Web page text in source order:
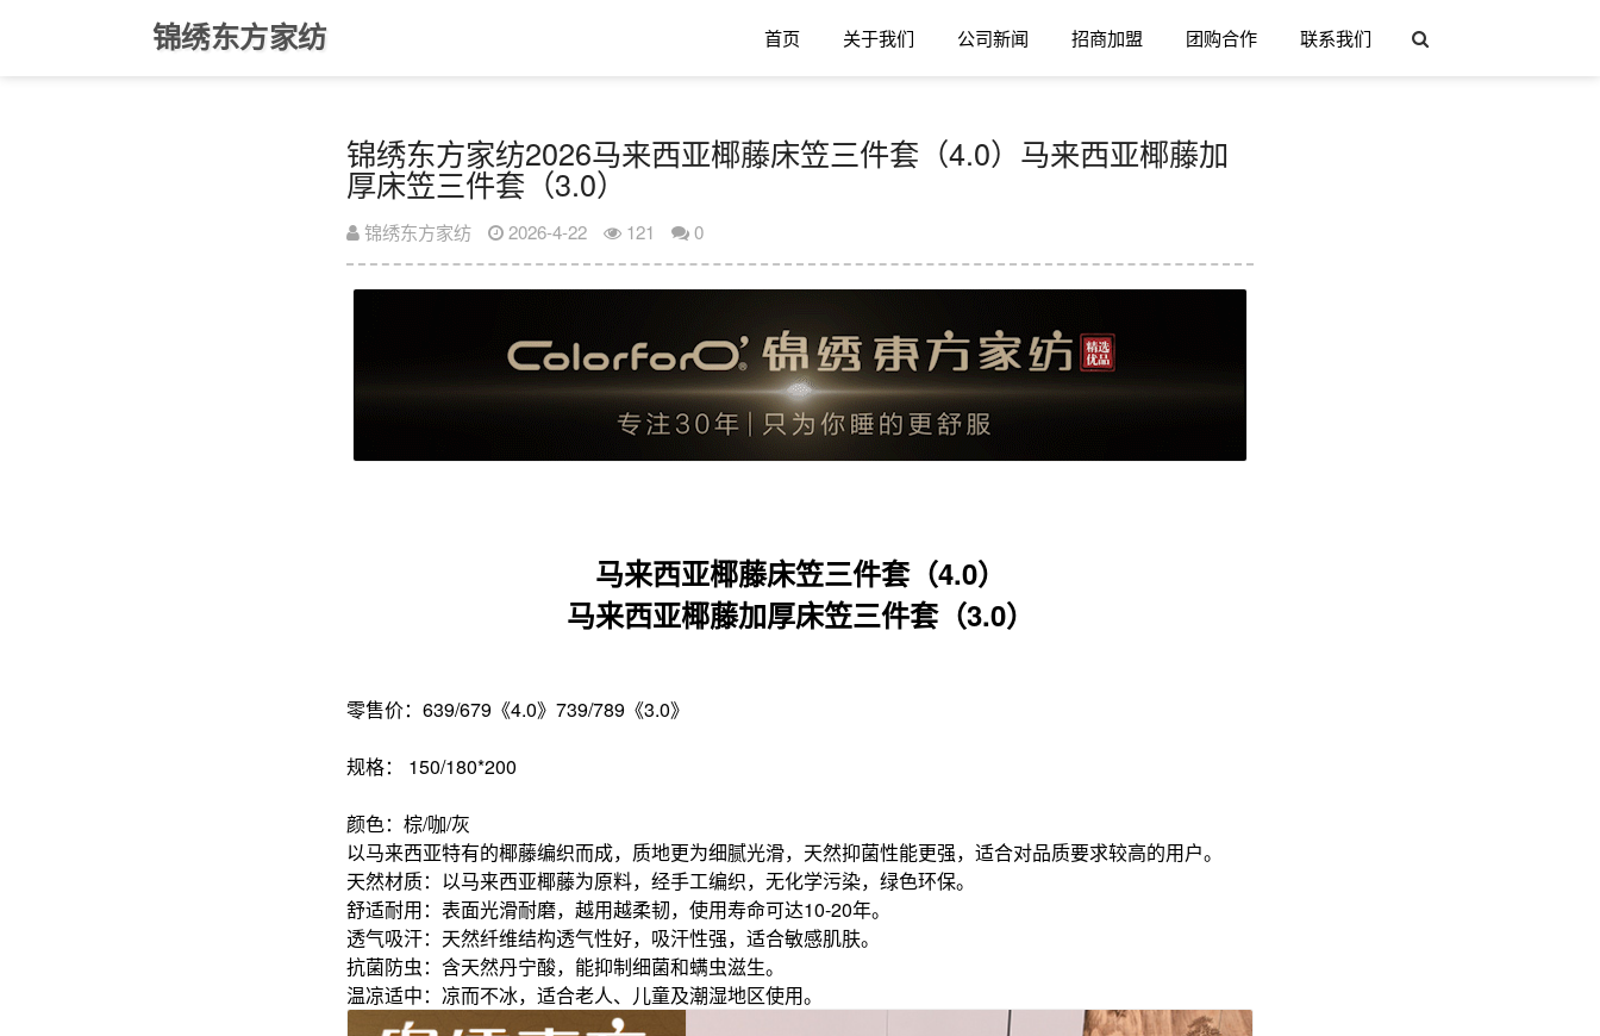
锦绣东方家纺 首页 关于我们 公司新闻 招商加盟 团购合作 联系我们
锦绣东方家纺2026马来西亚椰藤‌床笠三件套（4.0）马来西亚椰藤‌加
厚床笠三件套（3.0）
锦绣东方家纺 2026-4-22 121 0
马来西亚椰藤‌床笠三件套（4.0）
马来西亚椰藤‌加厚床笠三件套（3.0）
零售价：639/679《4.0》739/789《3.0》
规格： 150/180*200
颜色：棕/咖/灰
以马来西亚特有的椰藤编织而成，质地更为细腻光滑，天然抑菌性能更强，适合对品质要求较高的用户。
‌天然材质‌：以马来西亚椰藤为原料，经手工编织，无化学污染，绿色环保。
‌舒适耐用‌：表面光滑耐磨，越用越柔韧，使用寿命可达10-20年。
‌透气吸汗‌：天然纤维结构透气性好，吸汗性强，适合敏感肌肤。
‌抗菌防虫‌：含天然丹宁酸，能抑制细菌和螨虫滋生。
‌温凉适中‌：凉而不冰，适合老人、儿童及潮湿地区使用。